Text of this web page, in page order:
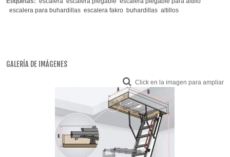
escalera para buhardillas escalera fakro buhardillas altillos
GALERÍA DE IMÁGENES
Click en la imagen para ampliar